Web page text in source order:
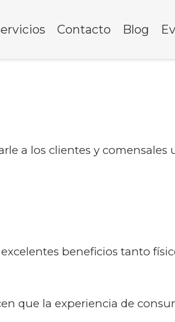
Contacto Blog
a los clientes y
beneficios tanto
que la experiencia de